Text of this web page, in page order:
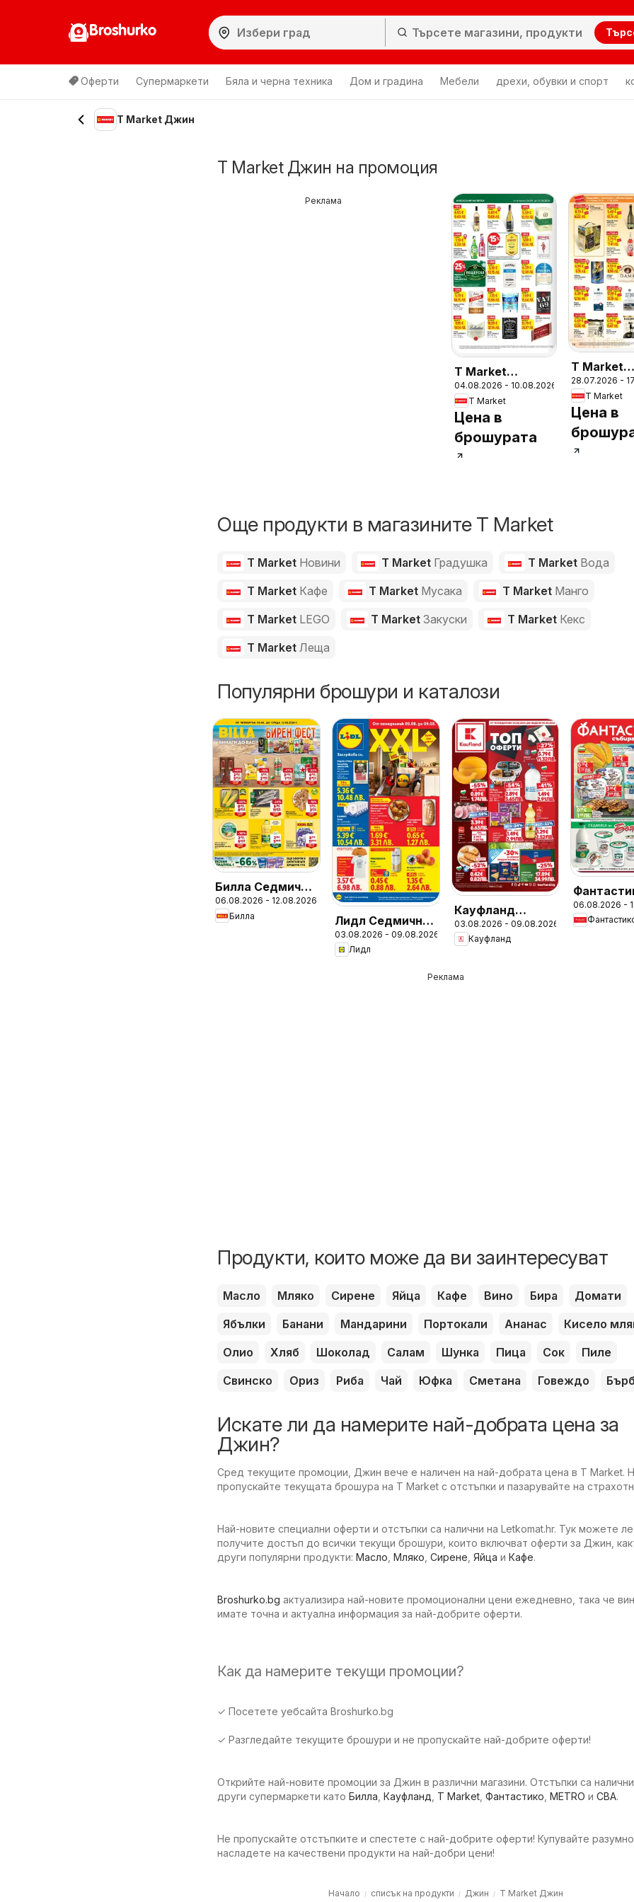
Broshurko
Оферти Супермаркети Бяла и черна техника Дом и градина Мебели дрехи, обувки и спорт
T Market Джин
T Market Джин на промоция
Реклама
T Market
Седмична
брошура
04.08.2026 - 10.08.2026
T Market
Цена в
брошурата
T Market
брошура -
благодаря
28.07.2026 -
T Market
Цена в
Още продукти в магазините T Market
T Market Новини T Market Градушка T Market Вода
T Market Кафе T Market Мусака T Market Манго
T Market LEGO T Market Закуски T Market Кекс
T Market Леща
Популярни брошури и каталози
Билла Седмична
брошура
06.08.2026 - 12.08.2026
Билла
Лидл Седмична
брошура
03.08.2026 - 09.08.2026
Лидл
Кауфланд
Седмична
брошура
03.08.2026 - 09.08.2026
Кауфланд
Седмична
брошура
06.08.2026 -
Реклама
Продукти, които може да ви заинтересуват
Масло Мляко Сирене Яйца Кафе Вино Бира
Домати
Ябълки
Банани Мандарини Портокали Ананас
Кисело
Олио
Хляб Шоколад Салам Шунка Пица Сок
Пиле
Свинско
Ориз Риба Чай Юфка Сметана Говеждо
Искате ли да намерите най-добрата цена за
Джин?
Сред текущите промоции, Джин вече е наличен на най-добрата цена в T Market.
пропускайте текущата брошура на T Market с отстъпки и пазарувайте на
Най-новите специални оферти и отстъпки са налични на Letkomat.hr. Тук можете
получите достъп до всички текущи брошури, които включват оферти за Джин,
други популярни продукти: Масло Мляко Сирене Яйца и Кафе.
Broshurko.bg актуализира най-новите промоционални цени ежедневно, така че
имате точна и актуална информация за най-добрите оферти.
Как да намерите текущи промоции?
✓ Посетете уебсайта Broshurko.bg
✓ Разгледайте текущите брошури и не пропускайте най-добрите оферти!
Открийте най-новите промоции за Джин в различни магазини. Отстъпки са
други супермаркети като Билла Кауфланд T Market Фантастико METRO и CBA.
Не пропускайте отстъпките и спестете с най-добрите оферти! Купувайте
насладете на качествени продукти на най-добри цени!
Начало списък на продукти Джин T Market Джин